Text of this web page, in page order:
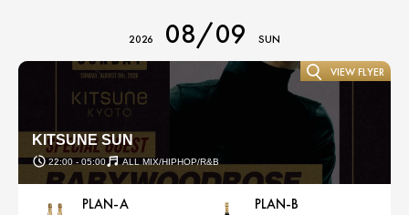
2026 08/09 SUN
KITSUNE SUN
22:00 - 05:00 ALL MIX/HIPHOP/R&B
VIEW FLYER
PLAN-A PLAN-B